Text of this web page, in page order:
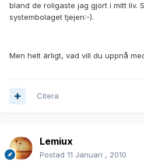
bland de roligaste jag gjort i mitt liv.
systembolaget tjejen:-).
Men helt ärligt, vad vill du uppnå
Citera
Lemiux
Postad 11 Januari , 2010